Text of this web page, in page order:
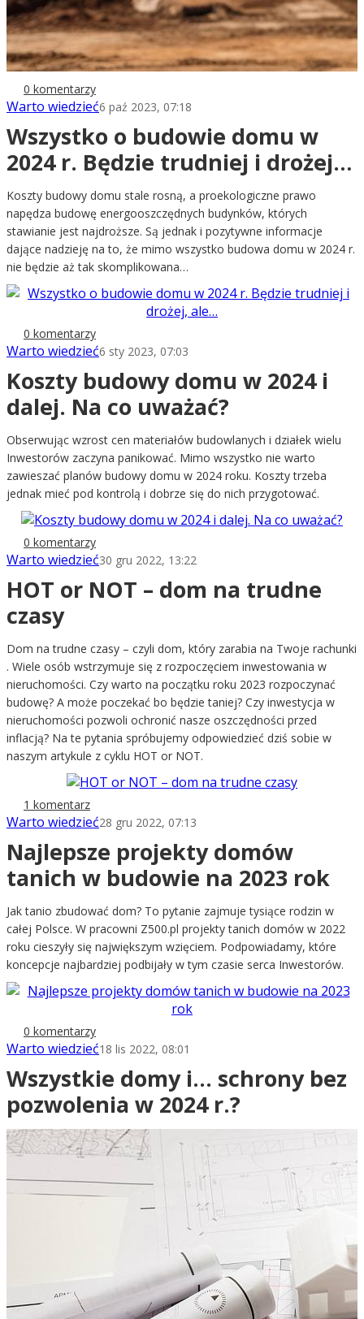
0 komentarzy
Warto wiedzieć6 paź 2023, 07:18
Wszystko o budowie domu w
2024 r. Będzie trudniej i drożej,
ale…
Koszty budowy domu stale rosną, a proekologiczne prawo
napędza budowę energooszczędnych budynków, których
stawianie jest najdroższe. Są jednak i pozytywne informacje
dające nadzieję na to, że mimo wszystko budowa domu w 2024 r.
nie będzie aż tak skomplikowana…
0 komentarzy
Warto wiedzieć6 sty 2023, 07:03
Koszty budowy domu w 2024 i
dalej. Na co uważać?
Obserwując wzrost cen materiałów budowlanych i działek wielu
Inwestorów zaczyna panikować. Mimo wszystko nie warto
zawieszać planów budowy domu w 2024 roku. Koszty trzeba
jednak mieć pod kontrolą i dobrze się do nich przygotować.
0 komentarzy
Warto wiedzieć30 gru 2022, 13:22
HOT or NOT – dom na trudne
czasy
Dom na trudne czasy – czyli dom, który zarabia na Twoje rachunki
. Wiele osób wstrzymuje się z rozpoczęciem inwestowania w
nieruchomości. Czy warto na początku roku 2023 rozpoczynać
budowę? A może poczekać bo będzie taniej? Czy inwestycja w
nieruchomości pozwoli ochronić nasze oszczędności przed
inflacją? Na te pytania spróbujemy odpowiedzieć dziś sobie w
naszym artykule z cyklu HOT or NOT.
1 komentarz
Warto wiedzieć28 gru 2022, 07:13
Najlepsze projekty domów
tanich w budowie na 2023 rok
Jak tanio zbudować dom? To pytanie zajmuje tysiące rodzin w
całej Polsce. W pracowni Z500.pl projekty tanich domów w 2022
roku cieszyły się największym wzięciem. Podpowiadamy, które
koncepcje najbardziej podbijały w tym czasie serca Inwestorów.
0 komentarzy
Warto wiedzieć18 lis 2022, 08:01
Wszystkie domy i... schrony bez
pozwolenia w 2024 r.?